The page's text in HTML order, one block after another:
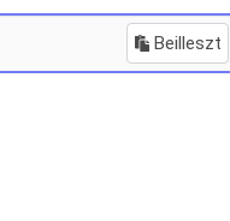
Beilleszt